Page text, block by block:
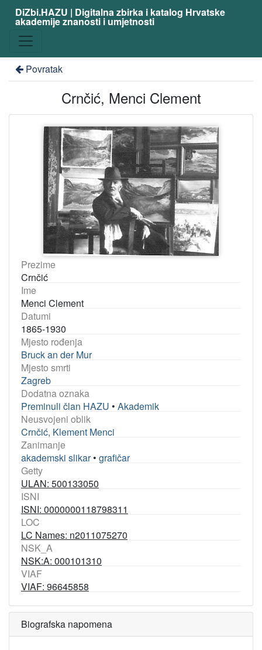
DiZbi.HAZU | Digitalna zbirka i katalog Hrvatske
akademije znanosti i umjetnosti
Povratak
Crnčić, Menci Clement
Prezime
Crnčić
Ime
Menci Clement
Datumi
1865-1930
Mjesto rođenja
Bruck an der Mur
Mjesto smrti
Zagreb
Dodatna oznaka
Preminuli član HAZU • Akademik
Neusvojeni oblik
Crnčić, Klement Menci
Zanimanje
akademski slikar• grafičar
Getty
ULAN: 500133050
ISNI
ISNI: 0000000118798311
LOC
LC Names: n2011075270
NSK_A
NSK:A: 000101310
VIAF
VIAF: 96645858
Biografska napomena